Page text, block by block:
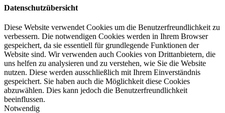
Datenschutzübersicht
Diese Website verwendet Cookies um die Benutzerfreundlichkeit zu
verbessern. Die notwendigen Cookies werden in Ihrem Browser
gespeichert, da sie essentiell für grundlegende Funktionen der
Website sind. Wir verwenden auch Cookies von Drittanbietern, die
uns helfen zu analysieren und zu verstehen, wie Sie die Website
nutzen. Diese werden ausschließlich mit Ihrem Einverständnis
gespeichert. Sie haben auch die Möglichkeit diese Cookies
abzuwählen. Dies kann jedoch die Benutzerfreundlichkeit
beeinflussen.
Notwendig